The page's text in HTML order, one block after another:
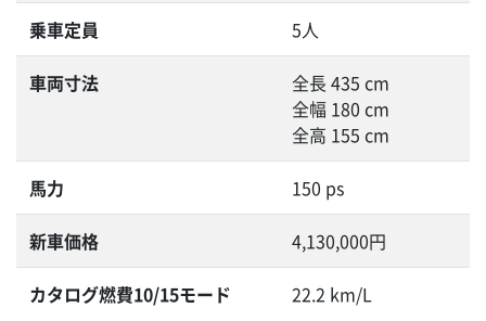
乗車定員 5人
車両寸法
全長 435 cm
全幅 180 cm
全高 155 cm
馬力 150 ps
新車価格 4,130,000円
カタログ燃費10/15モード 22.2 km/L